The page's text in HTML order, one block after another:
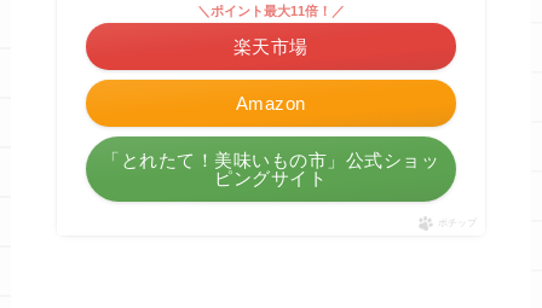
Amazon
＼ポイント最大11倍！／
楽天市場
「とれたて！美味いもの市」公式ショッ
ピングサイト
ポチップ